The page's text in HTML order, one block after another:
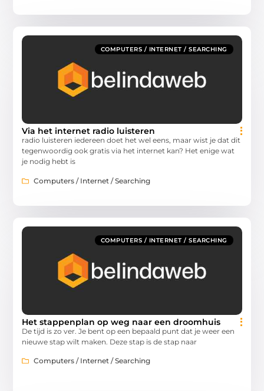
COMPUTERS / INTERNET / SEARCHING
Via het internet radio luisteren
radio luisteren iedereen doet het wel eens, maar wist je dat dit
tegenwoordig ook gratis via het internet kan? Het enige wat
je nodig hebt is
Computers / Internet / Searching
COMPUTERS / INTERNET / SEARCHING
Het stappenplan op weg naar een droomhuis
De tijd is zo ver. Je bent op een bepaald punt dat je weer een
nieuwe stap wilt maken. Deze stap is de stap naar
Computers / Internet / Searching